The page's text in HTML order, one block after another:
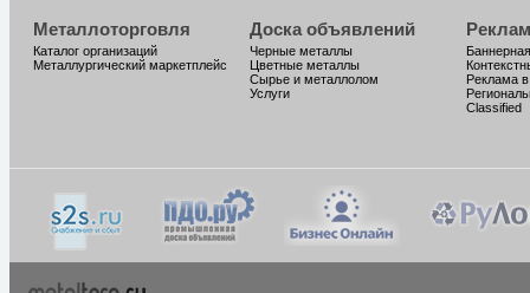
Металлоторговля
Каталог организаций
Металлургический маркетплейс
Доска объявлений
Черные металлы
Цветные металлы
Сырье и металлолом
Услуги
Реклама
Classified